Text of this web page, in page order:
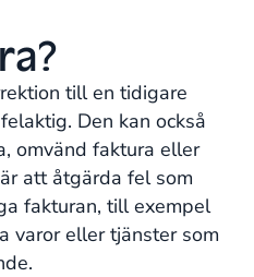
till en tidigare
Den kan också
omvänd faktura eller
att åtgärda fel som
fakturan, till exempel
varor eller tjänster som